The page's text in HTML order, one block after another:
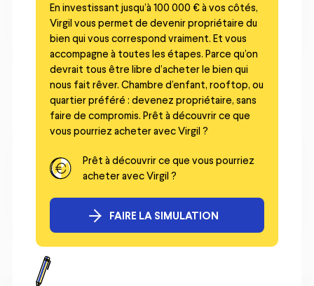
En investissant jusqu’à 100 000 € à vos côtés,
Virgil vous permet de devenir propriétaire du
bien qui vous correspond vraiment. Et vous
accompagne à toutes les étapes. Parce qu’on
devrait tous être libre d’acheter le bien qui
nous fait rêver. Chambre d’enfant, rooftop, ou
quartier préféré : devenez propriétaire, sans
faire de compromis. Prêt à découvrir ce que
vous pourriez acheter avec Virgil ?
Prêt à découvrir ce que vous pourriez
acheter avec Virgil ?
FAIRE LA SIMULATION